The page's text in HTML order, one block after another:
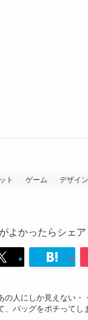
ト ゲーム デザイン
よかったらシェア
の人にしか見えない・
、バッグをポチってし